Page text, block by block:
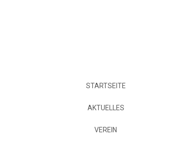
STARTSEITE
AKTUELLES
VEREIN